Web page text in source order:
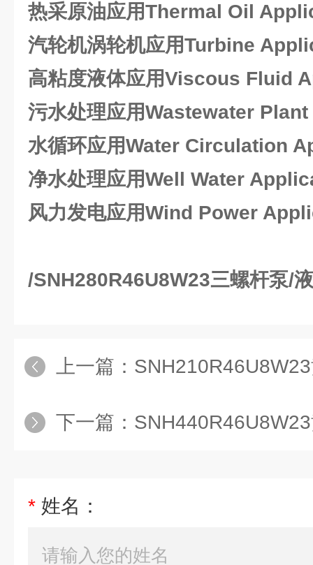
热采原油应用Thermal Oil
汽轮机涡轮机应用Turbine
高粘度液体应用Viscous Fluid
污水处理应用Wastewater
水循环应用Water Circulation
净水处理应用Well Water
风力发电应用Wind Power
/SNH280R46U8W23三螺杆泵/
上一篇： SNH210R46U8W23
下一篇： SNH440R46U8W23
* 姓名：